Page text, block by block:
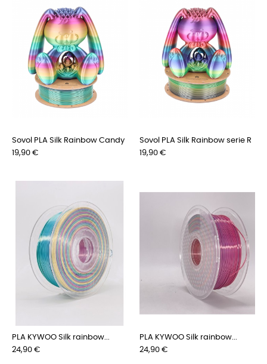
Sovol PLA Silk Rainbow Candy
Prix
19,90 €
Sovol PLA Silk Rainbow serie R
Prix
19,90 €
PLA KYWOO Silk rainbow...
Prix
24,90 €
PLA KYWOO Silk rainbow...
Prix
24,90 €